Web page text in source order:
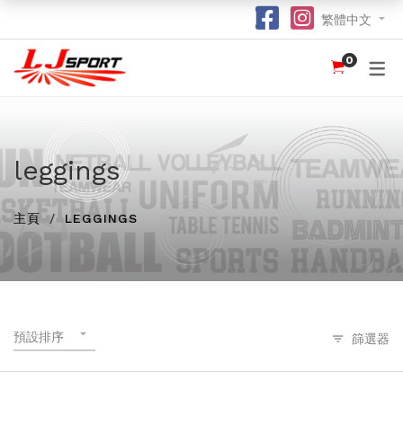
認識 LJ SPORT
為什麼選擇我們？
我們的客戶
球衣
籃球
跑步 / 田徑 hot
龍舟 hot
羽毛球 / 網球
保齡球
投球 (Netball)
團體服
POLO 恤
熱昇華服裝 hot
衛衣
下身
紀念品
熱昇華強力吸水毛巾
棒球帽
索繩袋
訂購指南
竹炭運動布功能
了解熱昇華印花 hot
常用字體
不同的服裝印刷方式及特點
尺寸表
訂購表格
繁體中文
0
leggings
主頁 LEGGINGS
預設排序 篩選器